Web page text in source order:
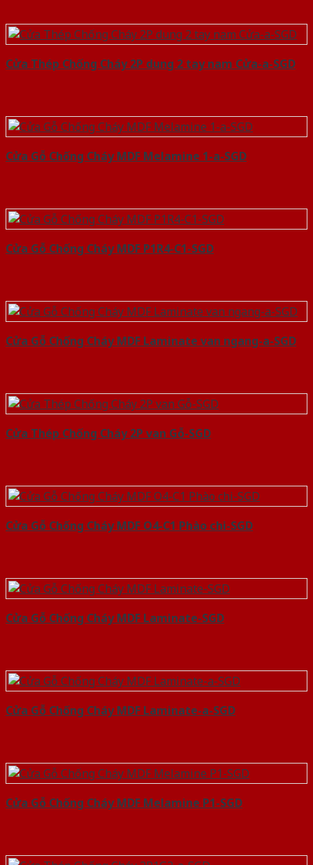
Cửa Thép Chống Cháy 2P dung 2 tay nam Cửa-a-SGD
Cửa Gỗ Chống Cháy MDF Melamine 1-a-SGD
Cửa Gỗ Chống Cháy MDF P1R4-C1-SGD
Cửa Gỗ Chống Cháy MDF Laminate van ngang-a-SGD
Cửa Thép Chống Cháy 2P van Gỗ-SGD
Cửa Gỗ Chống Cháy MDF O4-C1 Phào chi-SGD
Cửa Gỗ Chống Cháy MDF Laminate-SGD
Cửa Gỗ Chống Cháy MDF Laminate-a-SGD
Cửa Gỗ Chống Cháy MDF Melamine P1-SGD